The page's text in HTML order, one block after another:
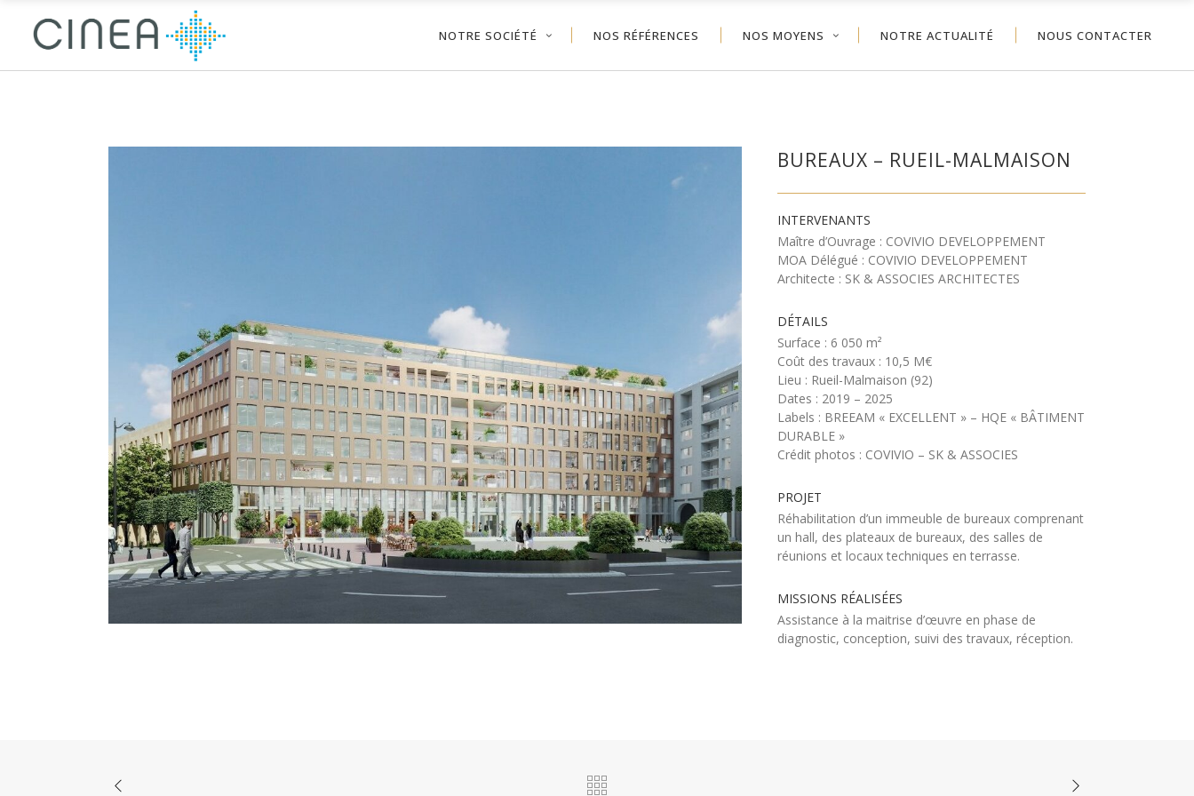
NOTRE SOCIÉTÉ NOS RÉFÉRENCES NOS MOYENS NOTRE ACTUALITÉ NOUS CONTACTER
BUREAUX – RUEIL-MALMAISON
INTERVENANTS
Maître d’Ouvrage : COVIVIO DEVELOPPEMENT
MOA Délégué : COVIVIO DEVELOPPEMENT
Architecte : SK & ASSOCIES ARCHITECTES
DÉTAILS
Surface : 6 050 m²
Coût des travaux : 10,5 M€
Lieu : Rueil-Malmaison (92)
Dates : 2019 – 2025
Labels : BREEAM « EXCELLENT » – HQE « BÂTIMENT
DURABLE »
Crédit photos : COVIVIO – SK & ASSOCIES
PROJET
Réhabilitation d’un immeuble de bureaux comprenant
un hall, des plateaux de bureaux, des salles de
réunions et locaux techniques en terrasse.
MISSIONS RÉALISÉES
Assistance à la maitrise d’œuvre en phase de
diagnostic, conception, suivi des travaux, réception.